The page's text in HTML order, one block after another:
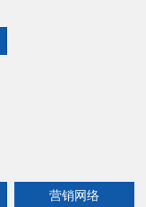
营销网络